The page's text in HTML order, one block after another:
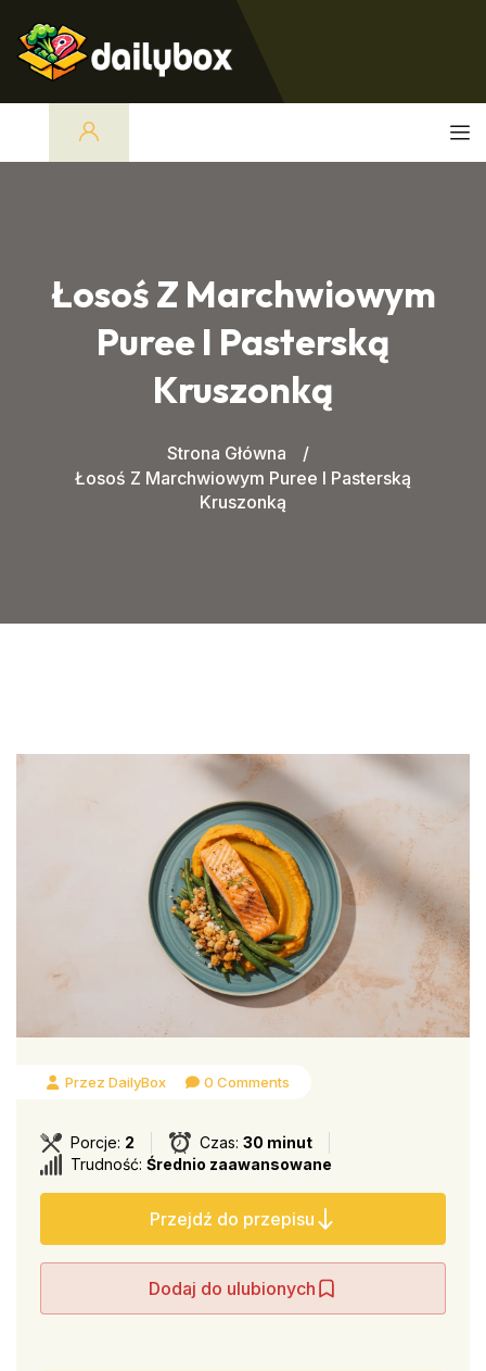
Łosoś Z Marchwiowym
Puree I Pasterską
Kruszonką
Strona Główna
Łosoś Z Marchwiowym Puree I Pasterską
Kruszonką
Przez DailyBox 0 Comments
Porcje: 2 Czas: 30 minut
Trudność: Średnio zaawansowane
Przejdź do przepisu
Dodaj do ulubionych